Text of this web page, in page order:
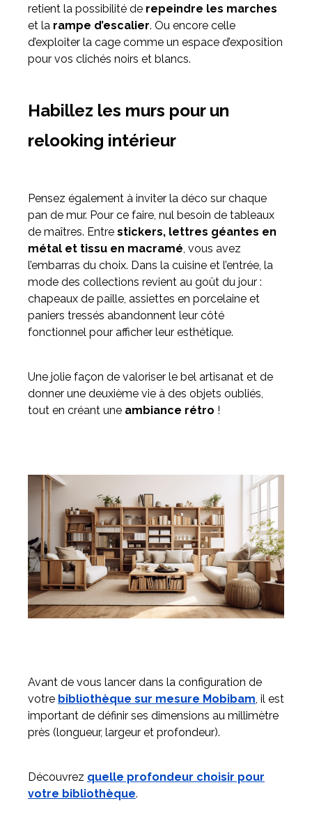
retient la possibilité de repeindre les marches
et la rampe d’escalier. Ou encore celle
d’exploiter la cage comme un espace d’exposition
pour vos clichés noirs et blancs.
Habillez les murs pour un
relooking intérieur
Pensez également à inviter la déco sur chaque
pan de mur. Pour ce faire, nul besoin de tableaux
de maîtres. Entre stickers, lettres géantes en
métal et tissu en macramé, vous avez
l’embarras du choix. Dans la cuisine et l’entrée, la
mode des collections revient au goût du jour :
chapeaux de paille, assiettes en porcelaine et
paniers tressés abandonnent leur côté
fonctionnel pour afficher leur esthétique.
Une jolie façon de valoriser le bel artisanat et de
donner une deuxième vie à des objets oubliés,
tout en créant une ambiance rétro !
Avant de vous lancer dans la configuration de
votre bibliothèque sur mesure Mobibam, il est
important de définir ses dimensions au millimètre
près (longueur, largeur et profondeur).
Découvrez quelle profondeur choisir pour
votre bibliothèque.